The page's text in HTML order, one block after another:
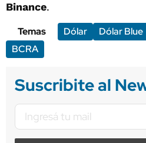
Binance.
Temas
Dólar Dólar Blue
BCRA
Suscribite al